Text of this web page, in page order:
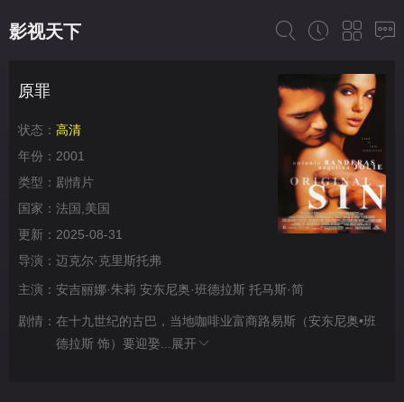
影视天下
原罪
状态： 高清
年份： 2001
类型： 剧情片
国家： 法国,美国
更新： 2025-08-31
导演： 迈克尔·克里斯托弗
主演： 安吉丽娜·朱莉 安东尼奥·班德拉斯 托马斯·简
剧情： 在十九世纪的古巴，当地咖啡业富商路易斯（安东尼奥•班
德拉斯 饰）要迎娶...
展开